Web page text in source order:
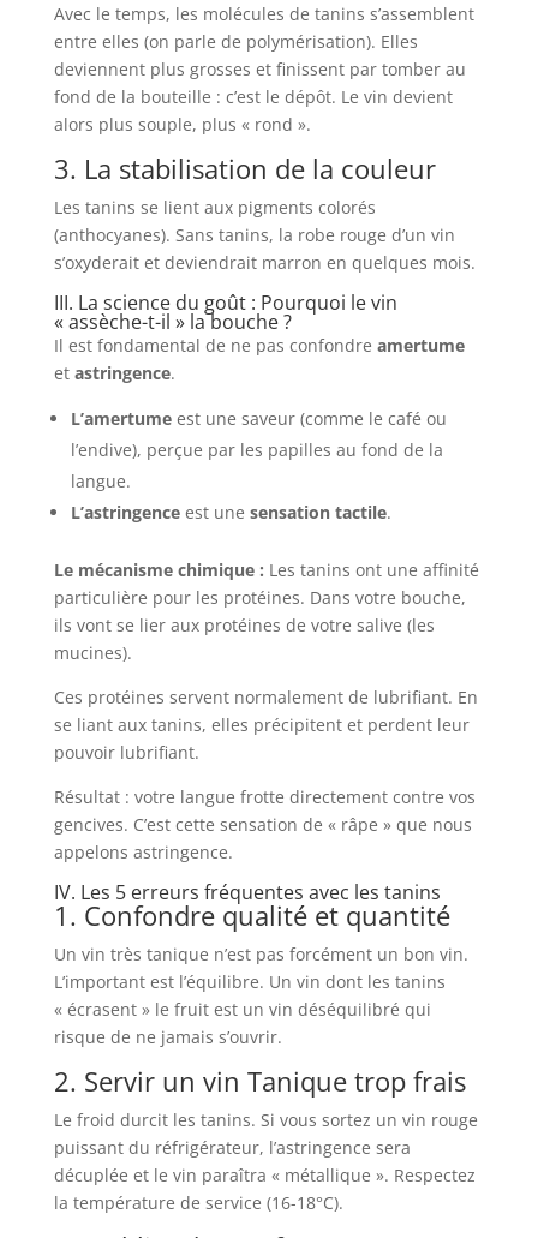
Avec le temps, les molécules de tanins s’assemblent
entre elles (on parle de polymérisation). Elles
deviennent plus grosses et finissent par tomber au
fond de la bouteille : c’est le dépôt. Le vin devient
alors plus souple, plus « rond ».
3. La stabilisation de la couleur
Les tanins se lient aux pigments colorés
(anthocyanes). Sans tanins, la robe rouge d’un vin
s’oxyderait et deviendrait marron en quelques mois.
III. La science du goût : Pourquoi le vin
« assèche-t-il » la bouche ?
Il est fondamental de ne pas confondre amertume
et astringence.
L’amertumeest une saveur (comme le café ou
l’endive), perçue par les papilles au fond de la
langue.
L’astringenceest une sensation tactile.
Le mécanisme chimique : Les tanins ont une affinité
particulière pour les protéines. Dans votre bouche,
ils vont se lier aux protéines de votre salive (les
mucines).
Ces protéines servent normalement de lubrifiant. En
se liant aux tanins, elles précipitent et perdent leur
pouvoir lubrifiant.
Résultat : votre langue frotte directement contre vos
gencives. C’est cette sensation de « râpe » que nous
appelons astringence.
IV. Les 5 erreurs fréquentes avec les tanins
1. Confondre qualité et quantité
Un vin très tanique n’est pas forcément un bon vin.
L’important est l’équilibre. Un vin dont les tanins
« écrasent » le fruit est un vin déséquilibré qui
risque de ne jamais s’ouvrir.
2. Servir un vin Tanique trop frais
Le froid durcit les tanins. Si vous sortez un vin rouge
puissant du réfrigérateur, l’astringence sera
décuplée et le vin paraîtra « métallique ». Respectez
la température de service (16-18°C).